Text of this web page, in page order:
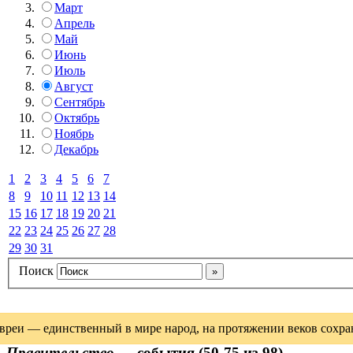
Март
Апрель
Май
Июнь
Июль
Август
Сентябрь
Октябрь
Ноябрь
Декабрь
1 2 3 4 5 6
7
8
9 10 11 12 13 14
15 16 17 18 19 20 21
22 23 24 25 26 27 28
29 30 31
Поиск
— единственный в мире народ, на протяжении веков